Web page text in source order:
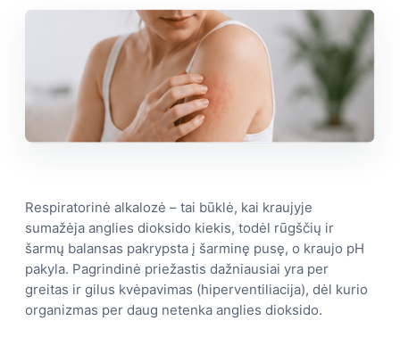
Respiratorinė alkalozė – tai būklė, kai kraujyje
sumažėja anglies dioksido kiekis, todėl rūgščių ir
šarmų balansas pakrypsta į šarminę pusę, o kraujo pH
pakyla. Pagrindinė priežastis dažniausiai yra per
greitas ir gilus kvėpavimas (hiperventiliacija), dėl kurio
organizmas per daug netenka anglies dioksido.